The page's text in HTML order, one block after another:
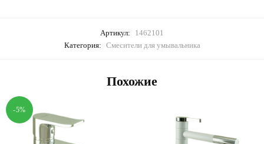
Артикул:
1462101
Категория: Смесители для умывальника
Похожие
-5%